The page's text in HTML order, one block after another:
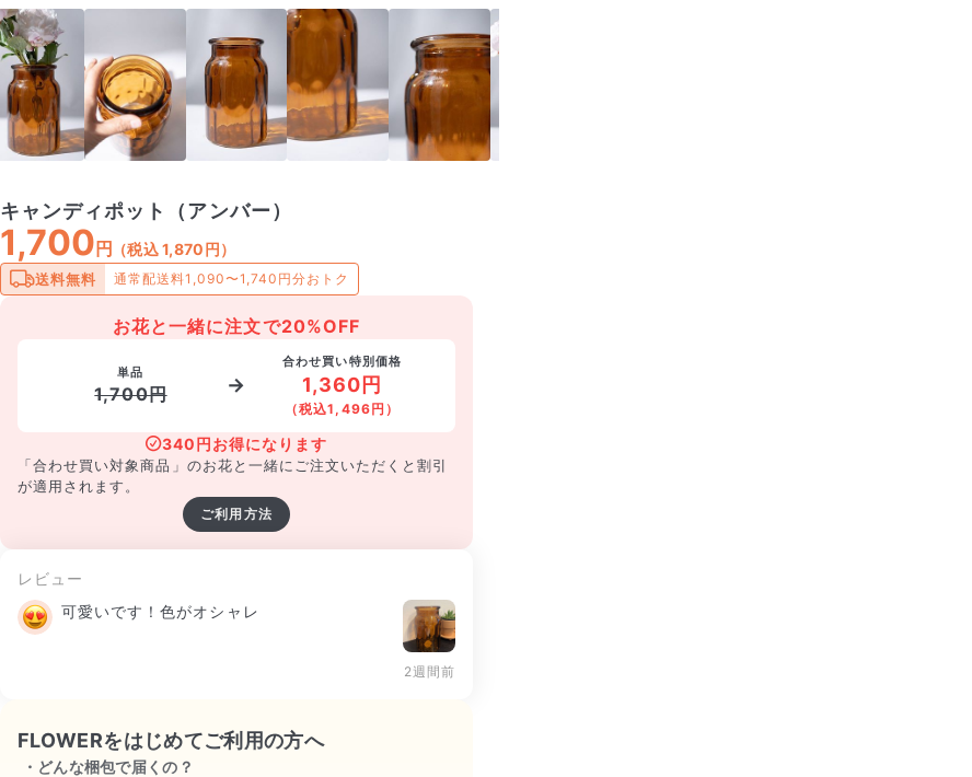
キャンディポット（アンバー）
1,700円 （税込 1,870円）
送料無料 通常配送料1,090〜1,740円分おトク
お花と一緒に注文で20%OFF
単品
1,700円 →
合わせ買い特別価格
1,360円
（税込1,496円）
340円お得になります
「合わせ買い対象商品」のお花と一緒にご注文いただくと割引
が適用されます。
ご利用方法
レビュー
可愛いです！色がオシャレ
2週間前
FLOWERをはじめてご利用の方へ
どんな梱包で届くの？